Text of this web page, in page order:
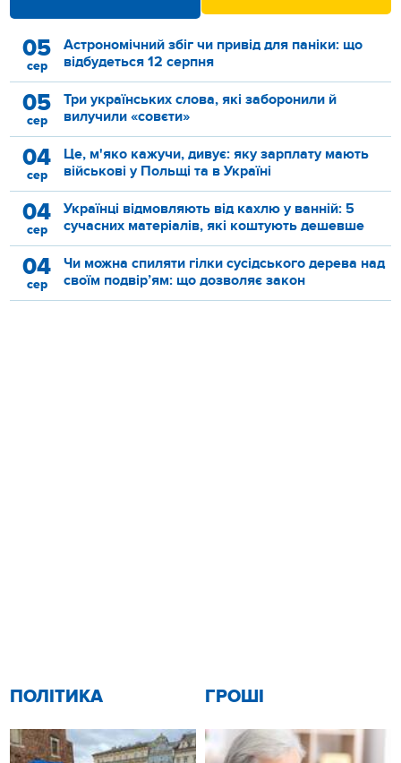
05
сер
Астрономічний збіг чи привід для паніки: що
відбудеться 12 серпня
05
сер
Три українських слова, які заборонили й
вилучили «совєти»
04
сер
Це, м'яко кажучи, дивує: яку зарплату мають
військові у Польщі та в Україні
04
сер
Українці відмовляють від кахлю у ванній: 5
сучасних матеріалів, які коштують дешевше
04
сер
Чи можна спиляти гілки сусідського дерева над
своїм подвір’ям: що дозволяє закон
ПОЛІТИКА ГРОШІ